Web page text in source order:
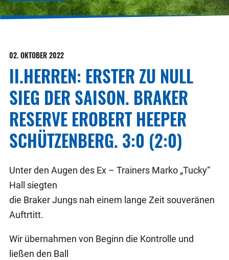
02. OKTOBER 2022
II.HERREN: ERSTER ZU NULL
SIEG DER SAISON. BRAKER
RESERVE EROBERT HEEPER
SCHÜTZENBERG. 3:0 (2:0)
Unter den Augen des Ex – Trainers Marko „Tucky“
Hall siegten
die Braker Jungs nah einem lange Zeit souveränen
Auftrtitt.
Wir übernahmen von Beginn die Kontrolle und
ließen den Ball